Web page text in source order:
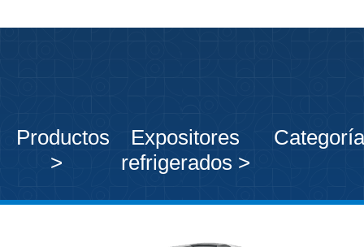
Productos
>
Expositores
refrigerados >